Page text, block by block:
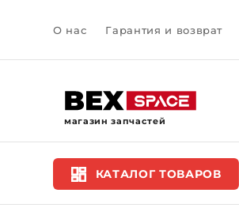
О нас Гарантия и возврат
магазин запчастей
КАТАЛОГ ТОВАРОВ